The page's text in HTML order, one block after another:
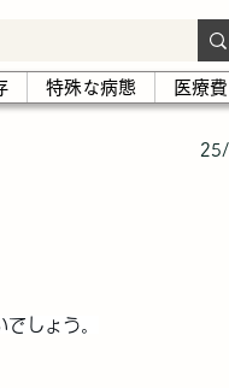
特殊な病態 医療費
しょう。